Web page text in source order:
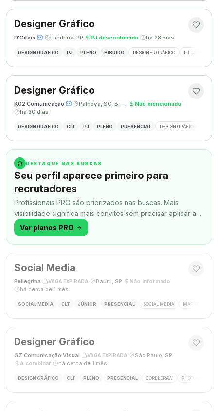
Designer Gráfico
D'Gitais· · Londrina, PR· PJ desconhecido· há 28 dias
DESIGN GRÁFICO PJ PLENO HÍBRIDO DESIGNER GRÁFICO ILLUSTRATOR
Designer Gráfico
K02 Comunicação· · Palhoça, SC, Brasil · Não mencionado·
há 30 dias
DESIGN GRÁFICO CLT PJ PLENO PRESENCIAL DESIGN GRÁFICO
DESTAQUE NAS BUSCAS
Seu perfil aparece primeiro para
recrutadores
Profissionais PRO são priorizados nas buscas. Mais
visibilidade significa mais convites sem precisar aplicar a
todo momento.
Ver planos PRO
Social Media
Pellegrina VAGA EXPIRADA Bauru, SP Não informado
há cerca de 1 mês
SOCIAL MEDIA CLT JÚNIOR PRESENCIAL SOCIAL MEDIA MARKETING
Designer Gráfico
GZ Comunicação Visual VAGA EXPIRADA São Paulo, SP
A combinar
há cerca de 1 mês
DESIGN GRÁFICO CLT PLENO PRESENCIAL CORELDRAW PHOTOSHOP